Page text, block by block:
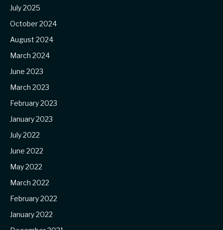
July 2025
October 2024
August 2024
March 2024
June 2023
March 2023
February 2023
January 2023
July 2022
June 2022
May 2022
March 2022
February 2022
January 2022